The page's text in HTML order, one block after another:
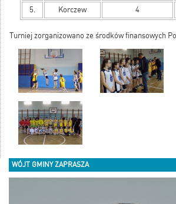
5.
Korczew 4
Turniej zorganizowano ze środków finansowych
WÓJT GMINY ZAPRASZA